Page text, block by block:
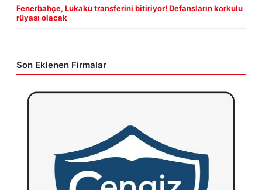
Fenerbahçe, Lukaku transferini bitiriyor! Defansların korkulu
rüyası olacak
Son Eklenen Firmalar